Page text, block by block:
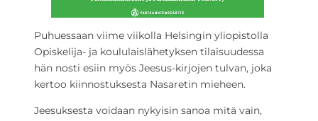
Puhuessaan viime viikolla Helsingin yliopistolla
Opiskelija- ja koululaislähetyksen tilaisuudessa
hän nosti esiin myös Jeesus-kirjojen tulvan, joka
kertoo kiinnostuksesta Nasaretin mieheen.
Jeesuksesta voidaan nykyisin sanoa mitä vain,